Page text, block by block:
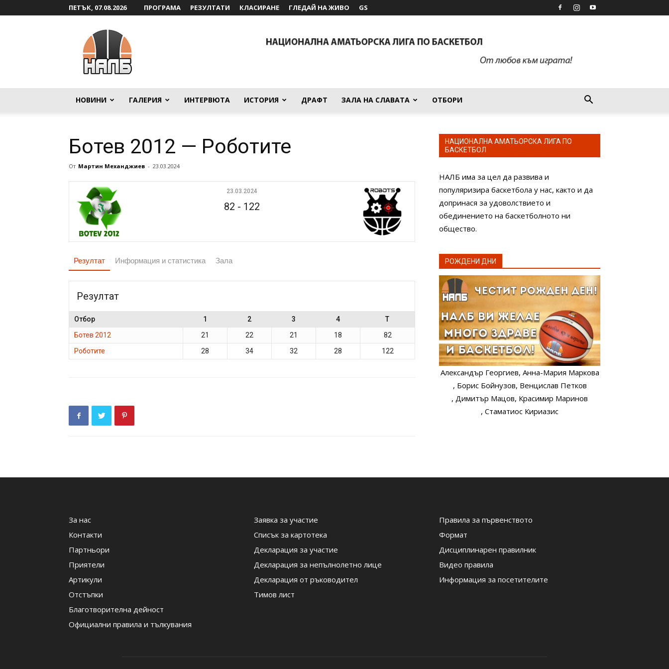
ПЕТЪК, 07.08.2026 ПРОГРАМА РЕЗУЛТАТИ КЛАСИРАНЕ ГЛЕДАЙ НА ЖИВО GS
НОВИНИ ГАЛЕРИЯ ИНТЕРВЮТА ИСТОРИЯ ДРАФТ ЗАЛА НА СЛАВАТА ОТБОРИ
Ботев 2012 — Роботите
От Мартин Механджиев - 23.03.2024
23.03.2024
82 - 122
Резултат Информация и статистика Зала
Резултат
Отбор 1 2 3 4
T
Ботев 2012
21 22 21 18
82
Роботите
28 34 32 28 122
НАЦИОНАЛНА АМАТЬОРСКА ЛИГА ПО
БАСКЕТБОЛ
НАЛБ има за цел да развива и
популяризира баскетбола у нас, както и да
допринася за удоволствието и
обединението на баскетболното ни
общество.
РОЖДЕНИ ДНИ
Александър Георгиев, Анна-Мария Маркова
, Борис Бойнузов, Венцислав Петков
, Димитър Мацов, Красимир Маринов
, Стаматиос Кириазис
За нас
Контакти
Партньори
Приятели
Артикули
Отстъпки
Благотворителна дейност
Официални правила и тълкувания
Заявка за участие
Списък за картотека
Декларация за участие
Декларация за непълнолетно лице
Декларация от ръководител
Тимов лист
Правила за първенството
Формат
Дисциплинарен правилник
Видео правила
Информация за посетителите